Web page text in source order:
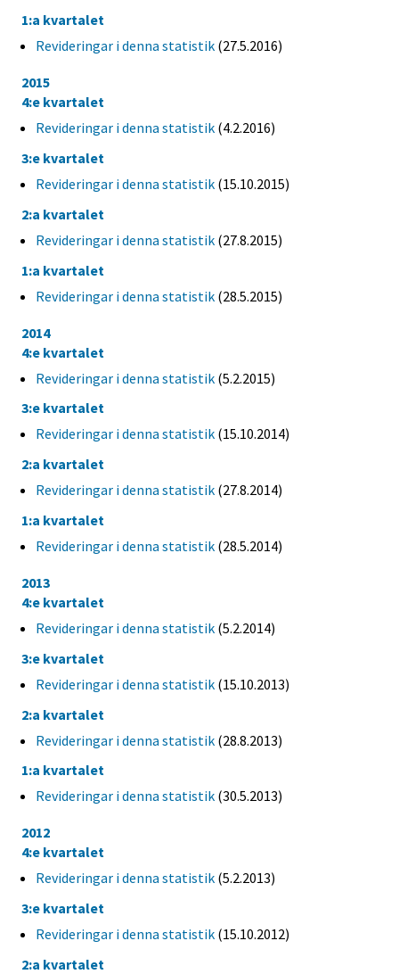
1:a kvartalet
Revideringar i denna statistik (27.5.2016)
2015
4:e kvartalet
Revideringar i denna statistik (4.2.2016)
3:e kvartalet
Revideringar i denna statistik (15.10.2015)
2:a kvartalet
Revideringar i denna statistik (27.8.2015)
1:a kvartalet
Revideringar i denna statistik (28.5.2015)
2014
4:e kvartalet
Revideringar i denna statistik (5.2.2015)
3:e kvartalet
Revideringar i denna statistik (15.10.2014)
2:a kvartalet
Revideringar i denna statistik (27.8.2014)
1:a kvartalet
Revideringar i denna statistik (28.5.2014)
2013
4:e kvartalet
Revideringar i denna statistik (5.2.2014)
3:e kvartalet
Revideringar i denna statistik (15.10.2013)
2:a kvartalet
Revideringar i denna statistik (28.8.2013)
1:a kvartalet
Revideringar i denna statistik (30.5.2013)
2012
4:e kvartalet
Revideringar i denna statistik (5.2.2013)
3:e kvartalet
Revideringar i denna statistik (15.10.2012)
2:a kvartalet